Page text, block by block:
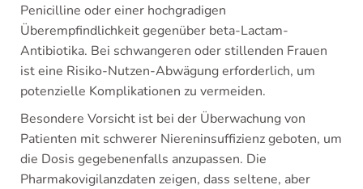
Penicilline oder einer hochgradigen
Überempfindlichkeit gegenüber beta-Lactam-
Antibiotika. Bei schwangeren oder stillenden Frauen
ist eine Risiko-Nutzen-Abwägung erforderlich, um
potenzielle Komplikationen zu vermeiden.
Besondere Vorsicht ist bei der Überwachung von
Patienten mit schwerer Niereninsuffizienz geboten, um
die Dosis gegebenenfalls anzupassen. Die
Pharmakovigilanzdaten zeigen, dass seltene, aber